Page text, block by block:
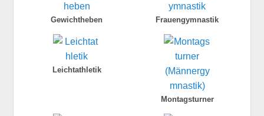
Gewichtheben Frauengymnastik
Leichtathletik
Montagsturner